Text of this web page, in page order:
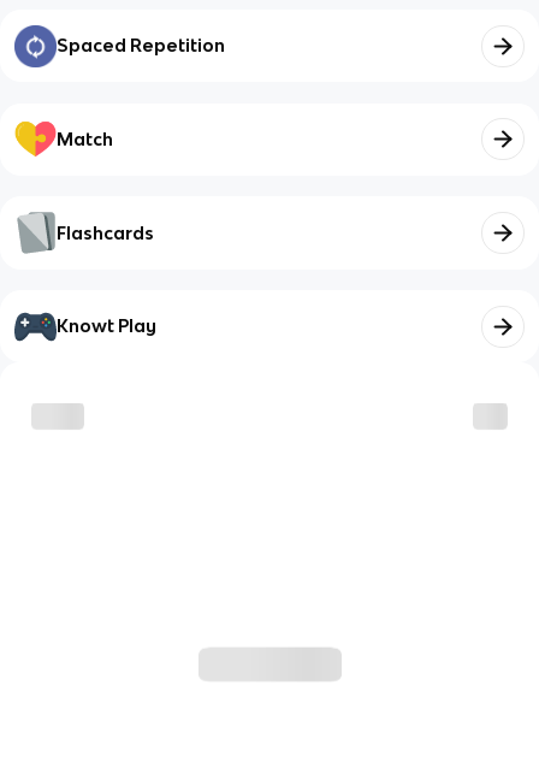
Spaced Repetition
Match
Flashcards
Knowt Play